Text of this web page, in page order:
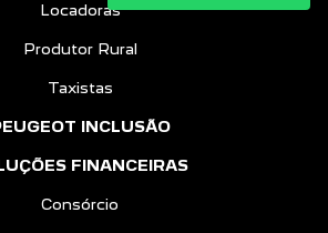
Locadoras
Produtor Rural
Taxistas
INCLUSÃO
FINANCEIRAS
Consórcio